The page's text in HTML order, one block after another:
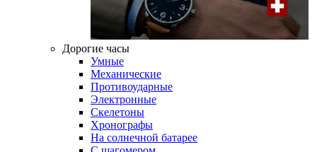
Дорогие часы
Умные
Механические
Противоударные
Электронные
Скелетоны
Хронографы
На солнечной батарее